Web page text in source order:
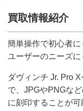
買取情報紹介
簡単操作で初心者
ユーザーのニーズに
ダヴィンチ Jr. Pro
で、JPGやPNGな
に刻印することが可